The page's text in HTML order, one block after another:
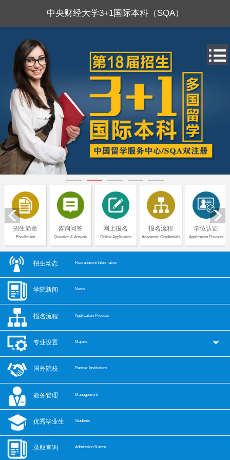
中央财经大学3+1国际本科（SQA）
招生简章
Enrollment
咨询问答
Question & Answer
网上报名
Online Application
报名流程
Academic Credentials
学位认证
Application Process
招生动态 Recruitment Information
学院新闻 News
报名流程 Application Process
专业设置 Majors
国外院校 Partner Institutions
教务管理 Management
优秀毕业生 Students
录取查询 Admission Notice